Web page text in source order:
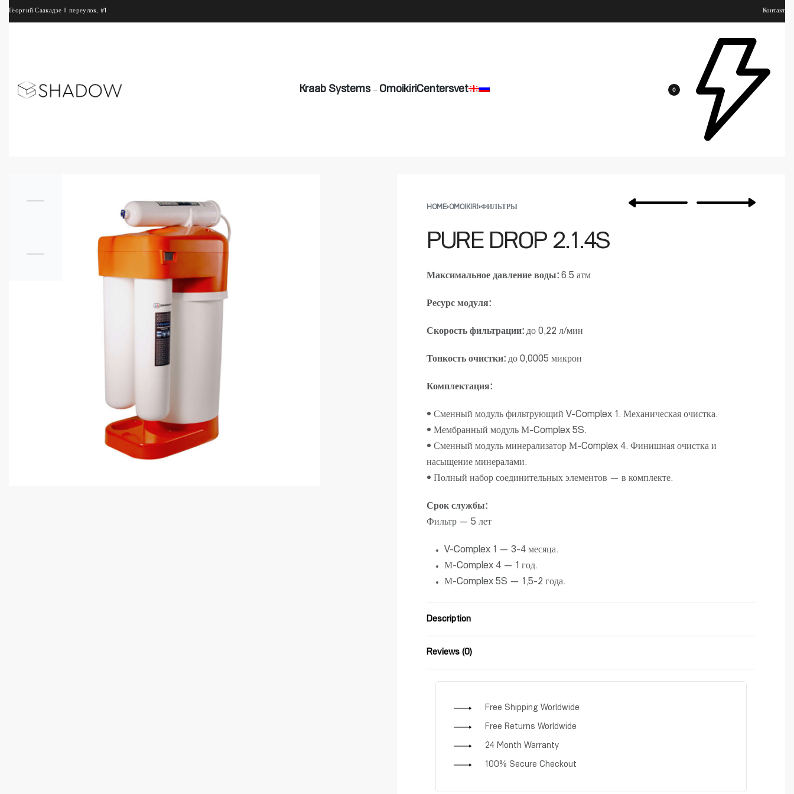
Георгий Саакадзе II переулок, #1 Контакт
Kraab Systems OmoikiriCentersvet 0
HOME›OMOIKIRI ›ФИЛЬТРЫ
PURE DROP 2.1.4S
Максимальное давление воды: 6.5 атм
Ресурс модуля:
Скорость фильтрации: до 0,22 л/мин
Тонкость очистки: до 0,0005 микрон
Комплектация:
• Сменный модуль фильтрующий V-Complex 1. Механическая очистка.
• Мембранный модуль М-Complex 5S.
• Сменный модуль минерализатор М-Complex 4. Финишная очистка и
насыщение минералами.
• Полный набор соединительных элементов — в комплекте.
Срок службы:
Фильтр — 5 лет
V-Complex 1 — 3-4 месяца.
М-Complex 4 — 1 год.
М-Complex 5S — 1,5-2 года.
Description
Reviews (0)
Free Shipping Worldwide
Free Returns Worldwide
24 Month Warranty
100% Secure Checkout